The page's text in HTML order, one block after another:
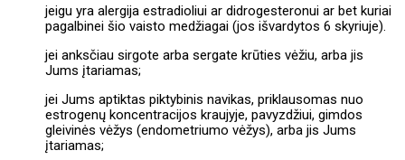
jeigu yra alergija estradioliui ar didrogesteronui ar bet kuriai
pagalbinei šio vaisto medžiagai (jos išvardytos 6 skyriuje).
jei anksčiau sirgote arba sergate krūties vėžiu, arba jis
Jums įtariamas;
jei Jums aptiktas piktybinis navikas, priklausomas nuo
estrogenų koncentracijos kraujyje, pavyzdžiui, gimdos
gleivinės vėžys (endometriumo vėžys), arba jis Jums
įtariamas;